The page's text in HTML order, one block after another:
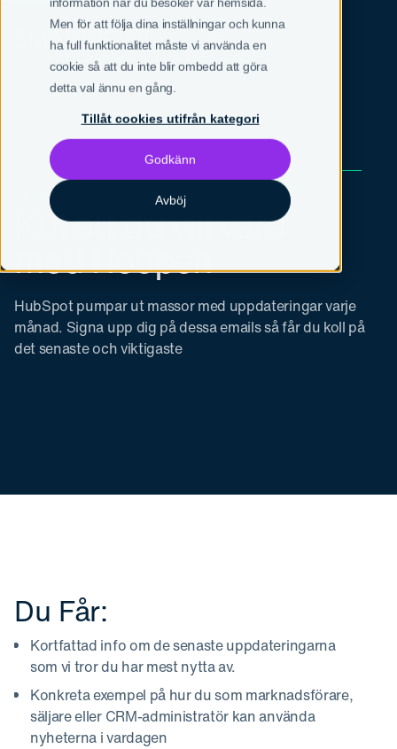
Men för att följa dina inställningar och kunna
ha full funktionalitet måste vi använda en
cookie så att du inte blir ombedd att göra
detta val ännu en gång.
Tillåt cookies utifrån kategori
Godkänn
Avböj
SVEN
/ HubSpot updates
Kul att du vill vara
med i loopen
HubSpot pumpar ut massor med uppdateringar varje
månad. Signa upp dig på dessa emails så får du koll på
det senaste och viktigaste
Du Får:
Kortfattad info om de senaste uppdateringarna
som vi tror du har mest nytta av.
Konkreta exempel på hur du som marknadsförare,
säljare eller CRM-administratör kan använda
nyheterna i vardagen